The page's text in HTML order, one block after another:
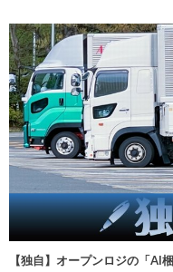
【独自】オープンロジの「AI